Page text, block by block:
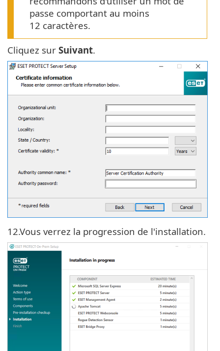
passe comportant au moins
12 caractères.
Cliquez sur Suivant.
12.Vous verrez la progression de l'installation.